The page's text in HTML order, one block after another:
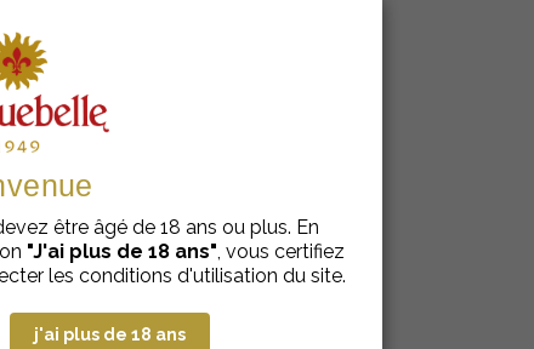
également
être âgé de 18 ans ou plus. En
"J'ai plus de 18 ans", vous certifiez
les conditions d'utilisation du site.
j'ai plus de 18 ans